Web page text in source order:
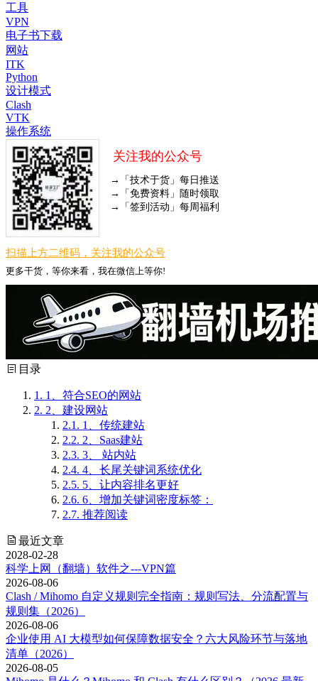
工具
VPN
电子书下载
网站
ITK
Python
设计模式
Clash
VTK
操作系统
关注我的公众号
→「技术于货」每日推送
→「免费资料」随时领取
→「签到活动」每周福利
扫描上方二维码，关注我的公众号
更多干货，等你来看，我在微信上等你!
目录
1. 1、符合SEO的网站
2. 2、建设网站
2.1. 1、传统建站
2.2. 2、Saas建站
2.3. 3、 站内站
2.4. 4、长尾关键词系统优化
2.5. 5、让内容排名更好
2.6. 6、增加关键词密度标签：
2.7. 推荐阅读
最近文章
2028-02-28
科学上网（翻墙）软件之---VPN篇
2026-08-06
Clash / Mihomo 自定义规则完全指南：规则写法、分流配置与
规则集（2026）
2026-08-06
企业使用 AI 大模型如何保障数据安全？六大风险环节与落地
清单（2026）
2026-08-05